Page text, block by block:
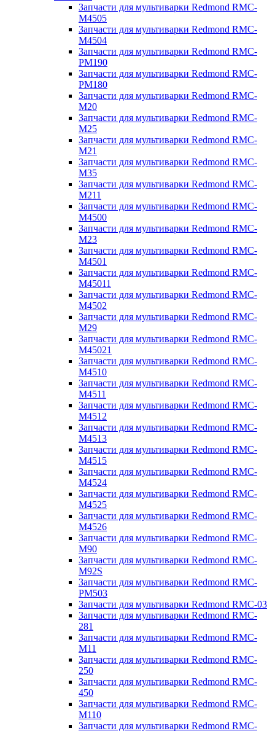
Запчасти для мультиварки Redmond RMC-
M4505
Запчасти для мультиварки Redmond RMC-
M4504
Запчасти для мультиварки Redmond RMC-
PM190
Запчасти для мультиварки Redmond RMC-
PM180
Запчасти для мультиварки Redmond RMC-
M20
Запчасти для мультиварки Redmond RMC-
M25
Запчасти для мультиварки Redmond RMC-
M21
Запчасти для мультиварки Redmond RMC-
M35
Запчасти для мультиварки Redmond RMC-
M211
Запчасти для мультиварки Redmond RMC-
M4500
Запчасти для мультиварки Redmond RMC-
M23
Запчасти для мультиварки Redmond RMC-
M4501
Запчасти для мультиварки Redmond RMC-
M45011
Запчасти для мультиварки Redmond RMC-
M4502
Запчасти для мультиварки Redmond RMC-
M29
Запчасти для мультиварки Redmond RMC-
M45021
Запчасти для мультиварки Redmond RMC-
M4510
Запчасти для мультиварки Redmond RMC-
M4511
Запчасти для мультиварки Redmond RMC-
M4512
Запчасти для мультиварки Redmond RMC-
M4513
Запчасти для мультиварки Redmond RMC-
M4515
Запчасти для мультиварки Redmond RMC-
M4524
Запчасти для мультиварки Redmond RMC-
M4525
Запчасти для мультиварки Redmond RMC-
M4526
Запчасти для мультиварки Redmond RMC-
M90
Запчасти для мультиварки Redmond RMC-
M92S
Запчасти для мультиварки Redmond RMC-
PM503
Запчасти для мультиварки Redmond RMC-03
Запчасти для мультиварки Redmond RMC-
281
Запчасти для мультиварки Redmond RMC-
M11
Запчасти для мультиварки Redmond RMC-
250
Запчасти для мультиварки Redmond RMC-
450
Запчасти для мультиварки Redmond RMC-
M110
Запчасти для мультиварки Redmond RMC-